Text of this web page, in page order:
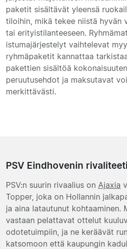
paketit sisältävät yleensä
tiloihin, mikä tekee niistä hyvän
tai erityistilanteeseen.
istumajärjestelyt vaihtelevat
ryhmäpaketit kannattaa
pakettien sisältöä
peruutusehdot ja maksutavat
merkittävästi.
PSV Eindhovenin
PSV:n suurin rivaalius on Ajaxia
Topper, joka on Hollannin
ja aina latautunut kohtaaminen.
vastaan pelattavat ottelut
odotetuimpiin, ja ne keräävät
katsomoon että kaupungin